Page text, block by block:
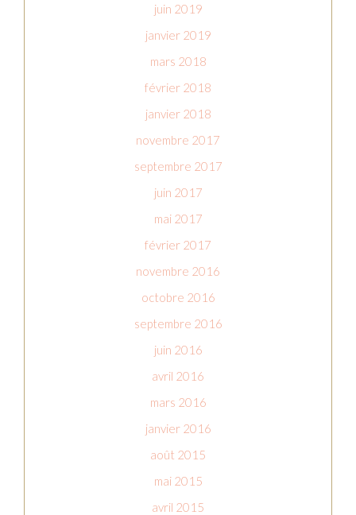
juin 2019
janvier 2019
mars 2018
février 2018
janvier 2018
novembre 2017
septembre 2017
juin 2017
mai 2017
février 2017
novembre 2016
octobre 2016
septembre 2016
juin 2016
avril 2016
mars 2016
janvier 2016
août 2015
mai 2015
avril 2015